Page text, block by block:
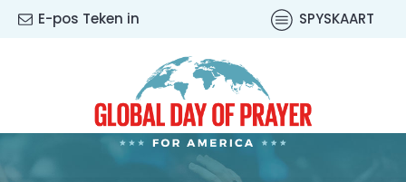
E-pos Teken in SPYSKAART